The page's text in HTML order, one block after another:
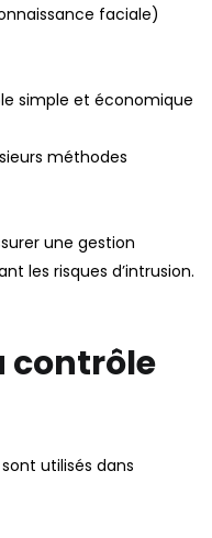
faciale)
simple et économique
méthodes
une gestion
les risques d’intrusion.
contrôle
utilisés dans